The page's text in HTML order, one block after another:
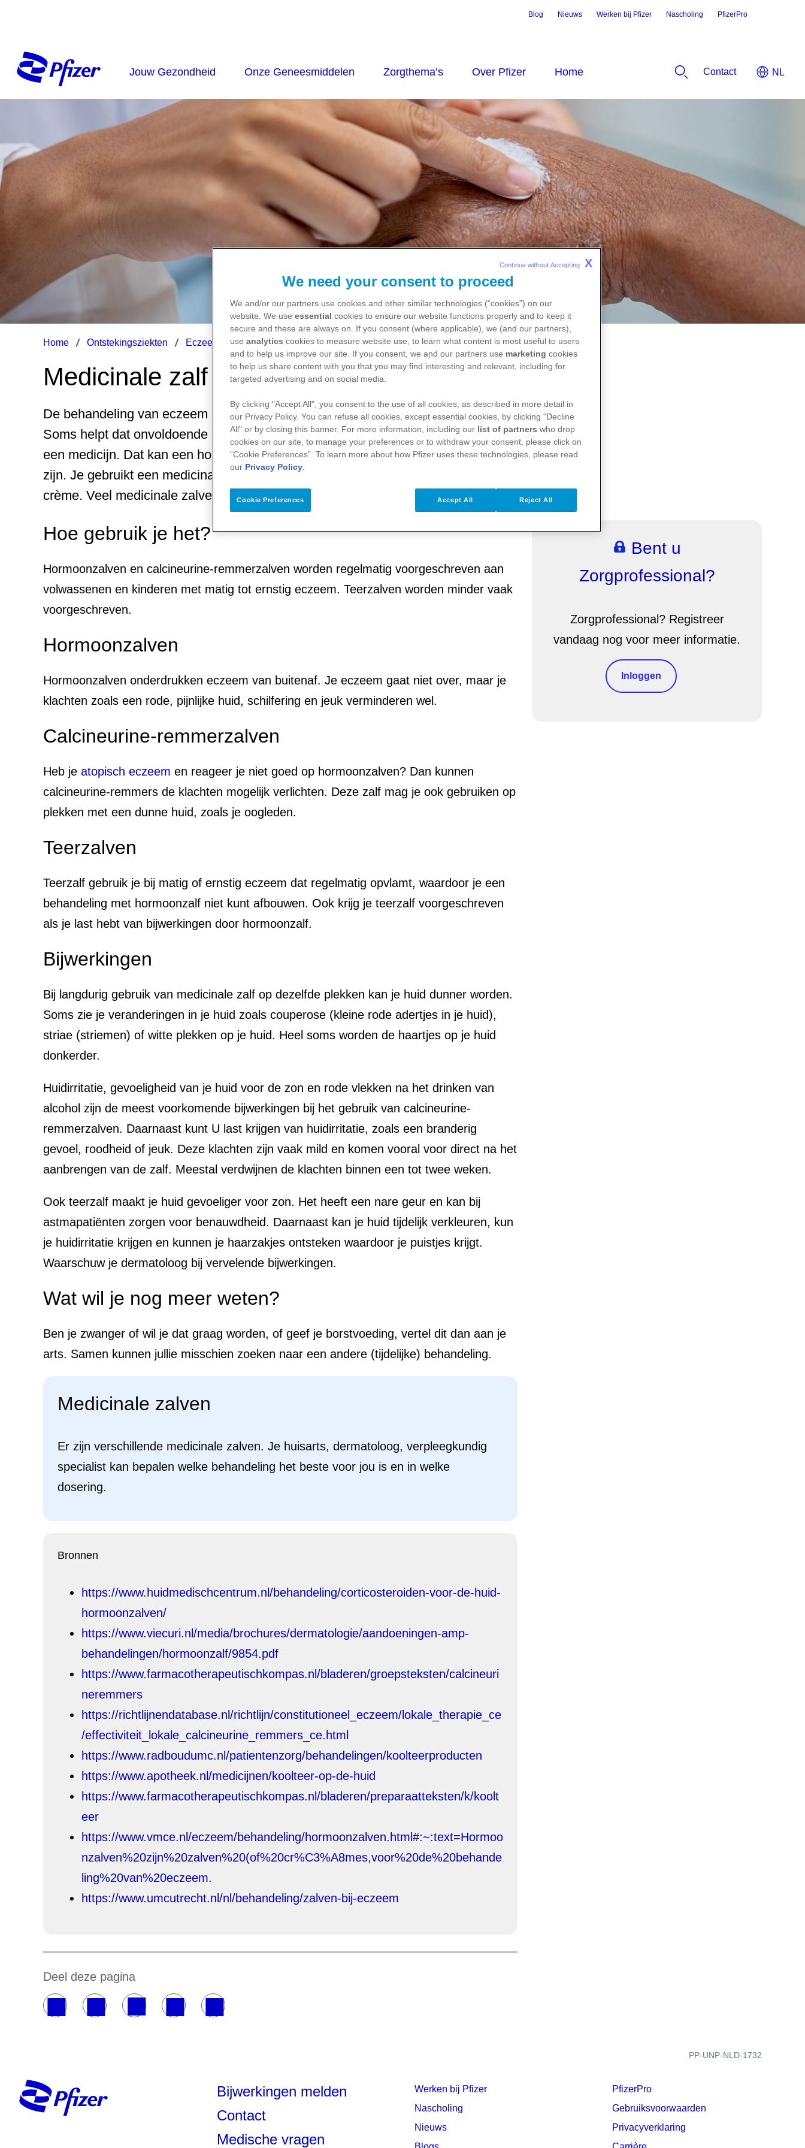
Blog Nieuws Werken bij Pfizer Nascholing PfizerPro
Contact
Home Ontstekingsziekten Eczeem Medicinale zalf
Medicinale zalf
De behandeling van eczeem begint met het smeren van een basiscrème of zalf.
Soms helpt dat onvoldoende en is behandeling nodig met een zalf of crème met
een medicijn. Dat kan een hormoonzalf, een calcineurine-remmer of een teerzalf
zijn. Je gebruikt een medicinale zalf meestal naast een gewone basiszalf of
crème. Veel medicinale zalven moet je langdurig of levenslang gebruiken.
Hoe gebruik je het?
Hormoonzalven en calcineurine-remmerzalven worden regelmatig voorgeschreven aan
volwassenen en kinderen met matig tot ernstig eczeem. Teerzalven worden minder vaak
voorgeschreven.
Hormoonzalven
Hormoonzalven onderdrukken eczeem van buitenaf. Je eczeem gaat niet over, maar je
klachten zoals een rode, pijnlijke huid, schilfering en jeuk verminderen wel.
Calcineurine-remmerzalven
Heb je atopisch eczeem en reageer je niet goed op hormoonzalven? Dan kunnen
calcineurine-remmers de klachten mogelijk verlichten. Deze zalf mag je ook gebruiken op
plekken met een dunne huid, zoals je oogleden.
Teerzalven
Teerzalf gebruik je bij matig of ernstig eczeem dat regelmatig opvlamt, waardoor je een
behandeling met hormoonzalf niet kunt afbouwen. Ook krijg je teerzalf voorgeschreven
als je last hebt van bijwerkingen door hormoonzalf.
Bijwerkingen
Bij langdurig gebruik van medicinale zalf op dezelfde plekken kan je huid dunner worden.
Soms zie je veranderingen in je huid zoals couperose (kleine rode adertjes in je huid),
striae (striemen) of witte plekken op je huid. Heel soms worden de haartjes op je huid
donkerder.
Huidirritatie, gevoeligheid van je huid voor de zon en rode vlekken na het drinken van
alcohol zijn de meest voorkomende bijwerkingen bij het gebruik van calcineurine-
remmerzalven. Daarnaast kunt U last krijgen van huidirritatie, zoals een branderig
gevoel, roodheid of jeuk. Deze klachten zijn vaak mild en komen vooral voor direct na het
aanbrengen van de zalf. Meestal verdwijnen de klachten binnen een tot twee weken.
Ook teerzalf maakt je huid gevoeliger voor zon. Het heeft een nare geur en kan bij
astmapatiënten zorgen voor benauwdheid. Daarnaast kan je huid tijdelijk verkleuren, kun
je huidirritatie krijgen en kunnen je haarzakjes ontsteken waardoor je puistjes krijgt.
Waarschuw je dermatoloog bij vervelende bijwerkingen.
Wat wil je nog meer weten?
Ben je zwanger of wil je dat graag worden, of geef je borstvoeding, vertel dit dan aan je
arts. Samen kunnen jullie misschien zoeken naar een andere (tijdelijke) behandeling.
Medicinale zalven
Er zijn verschillende medicinale zalven. Je huisarts, dermatoloog, verpleegkundig
specialist kan bepalen welke behandeling het beste voor jou is en in welke
dosering.
Bronnen
https://www.huidmedischcentrum.nl/behandeling/corticosteroiden-voor-de-huid-
hormoonzalven/
https://www.viecuri.nl/media/brochures/dermatologie/aandoeningen-amp-
behandelingen/hormoonzalf/9854.pdf
https://www.farmacotherapeutischkompas.nl/bladeren/groepsteksten/calcineuri
neremmers
https://richtlijnendatabase.nl/richtlijn/constitutioneel_eczeem/lokale_therapie_ce
/effectiviteit_lokale_calcineurine_remmers_ce.html
https://www.radboudumc.nl/patientenzorg/behandelingen/koolteerproducten
https://www.apotheek.nl/medicijnen/koolteer-op-de-huid
https://www.farmacotherapeutischkompas.nl/bladeren/preparaatteksten/k/koolt
eer
https://www.vmce.nl/eczeem/behandeling/hormoonzalven.html#:~:text=Hormoo
nzalven%20zijn%20zalven%20(of%20cr%C3%A8mes,voor%20de%20behande
ling%20van%20eczeem.
https://www.umcutrecht.nl/nl/behandeling/zalven-bij-eczeem
Deel deze pagina
Bent u
Zorgprofessional?
Zorgprofessional? Registreer
vandaag nog voor meer informatie.
Inloggen
PP-UNP-NLD-1732
Bijwerkingen melden
Contact
Medische vragen
Werken bij Pfizer
Nascholing
Nieuws
PfizerPro
Gebruiksvoorwaarden
Privacyverklaring
We need your consent to proceed
We and/or our partners use cookies and other similar technologies (“cookies”) on our
website. We use essential cookies to ensure our website functions properly and to keep it
secure and these are always on. If you consent (where applicable), we (and our partners),
use analytics cookies to measure website use, to learn what content is most useful to users
and to help us improve our site. If you consent, we and our partners use marketing cookies
to help us share content with you that you may find interesting and relevant, including for
targeted advertising and on social media.
By clicking "Accept All", you consent to the use of all cookies, as described in more detail in
our Privacy Policy. You can refuse all cookies, except essential cookies, by clicking "Decline
All" or by closing this banner. For more information, including our list of partners who drop
cookies on our site, to manage your preferences or to withdraw your consent, please click on
“Cookie Preferences”. To learn more about how Pfizer uses these technologies, please read
our Privacy Policy
Cookie Preferences Reject All
Accept All
Continue without Accepting X